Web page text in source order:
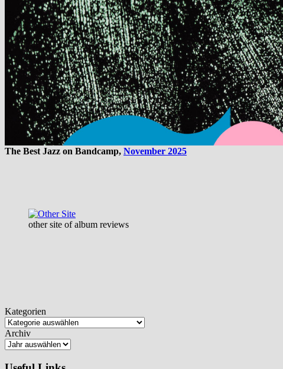
The Best Jazz on Bandcamp, November 2025
other site of album reviews
Kategorien
Archiv